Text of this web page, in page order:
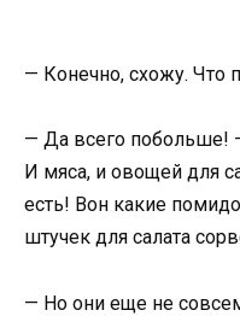
— Конечно, схожу. Что
— Да всего побольше!
И мяса, и овощей для
есть! Вон какие
штучек для салата
— Но они еще не